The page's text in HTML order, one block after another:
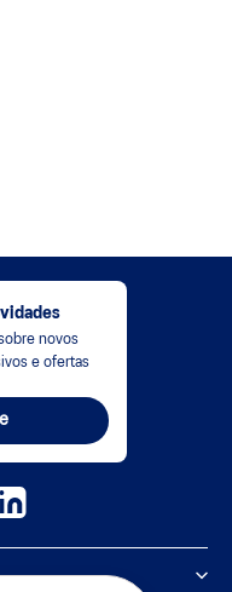
novos
e ofertas